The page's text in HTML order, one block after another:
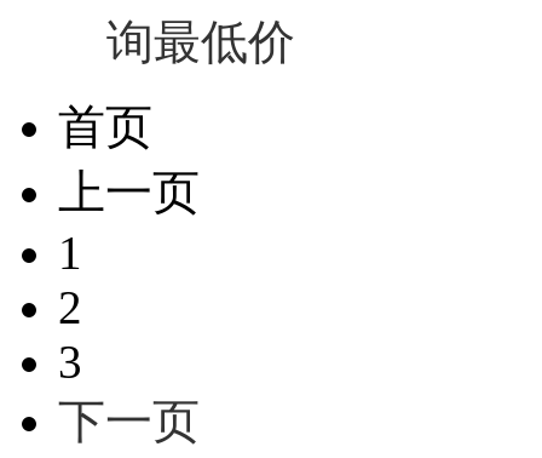
询最低价
首页
上一页
1
2
3
下一页